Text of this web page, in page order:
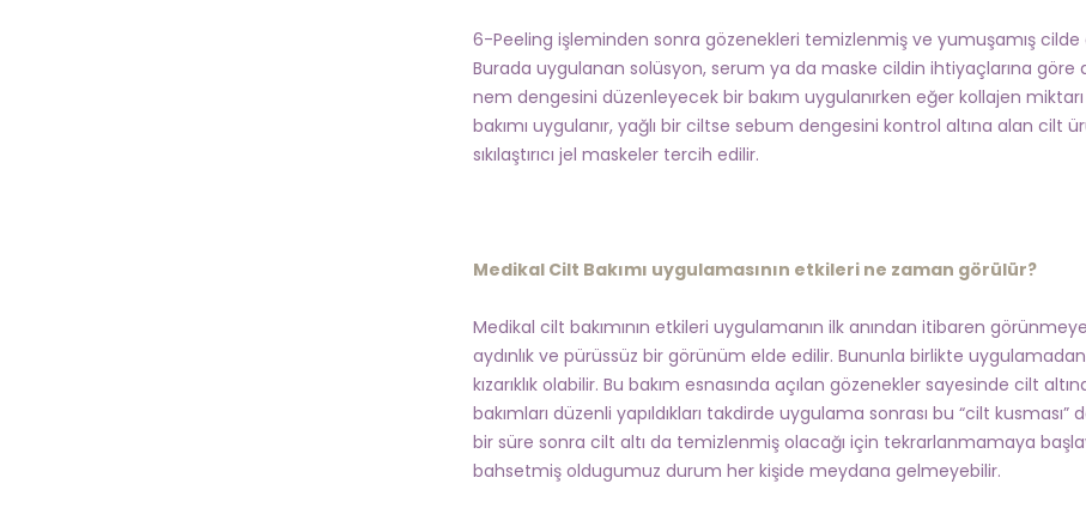
6-Peeling işleminden sonra gözenekleri temizlenmiş ve yumuşamış cilde
Burada uygulanan solüsyon, serum ya da maske cildin ihtiyaçlarına göre
nem dengesini düzenleyecek bir bakım uygulanırken eğer kollajen
bakımı uygulanır, yağlı bir ciltse sebum dengesini kontrol altına alan cilt
sıkılaştırıcı jel maskeler tercih edilir.
Medikal Cilt Bakımı uygulamasının etkileri ne zaman görülür?
Medikal cilt bakımının etkileri uygulamanın ilk anından itibaren
aydınlık ve pürüssüz bir görünüm elde edilir. Bununla birlikte
kızarıklık olabilir. Bu bakım esnasında açılan gözenekler sayesinde cilt
bakımları düzenli yapıldıkları takdirde uygulama sonrası bu “cilt
bir süre sonra cilt altı da temizlenmiş olacağı için tekrarlanmamaya
bahsetmiş oldugumuz durum her kişide meydana gelmeyebilir.